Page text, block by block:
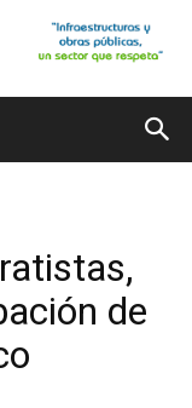
de